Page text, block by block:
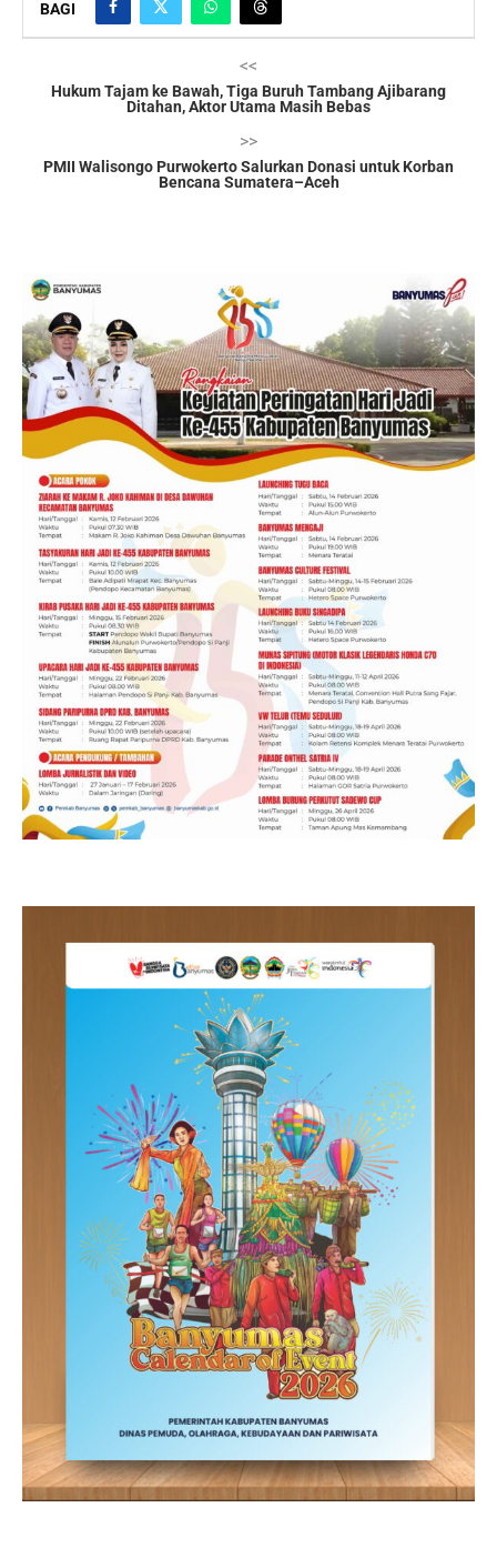
BAGI
<<
Hukum Tajam ke Bawah, Tiga Buruh Tambang Ajibarang
Ditahan, Aktor Utama Masih Bebas
>>
PMII Walisongo Purwokerto Salurkan Donasi untuk Korban
Bencana Sumatera–Aceh